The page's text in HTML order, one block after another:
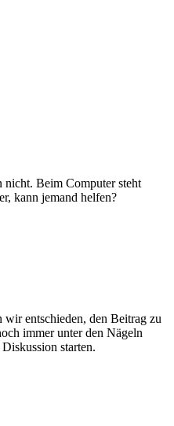
nicht. Beim Computer steht
kann jemand helfen?
entschieden, den Beitrag zu
immer unter den Nägeln
starten.